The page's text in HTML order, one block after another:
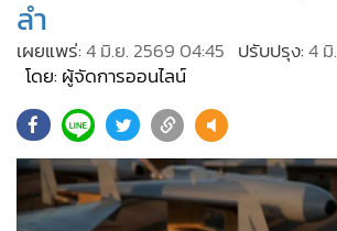
• ผู้จัดการรายวัน
• คอลัมนิสต์
ละคร
• CbizReview
Cyber BIZ
•
ผู้จัดกวน
• Good health & Well-being
เจ็บมาเยอะ!สหรัฐฯถอดบทเ
สงครามยูเครน-อิหร่าน เร่
กองทัพโดรนพลีชีพต้นทุน
ลำ
เผยแพร่:4 มิ.ย. 2569 04:45ปรับปรุง:4
โดย: ผู้จัดการออนไลน์